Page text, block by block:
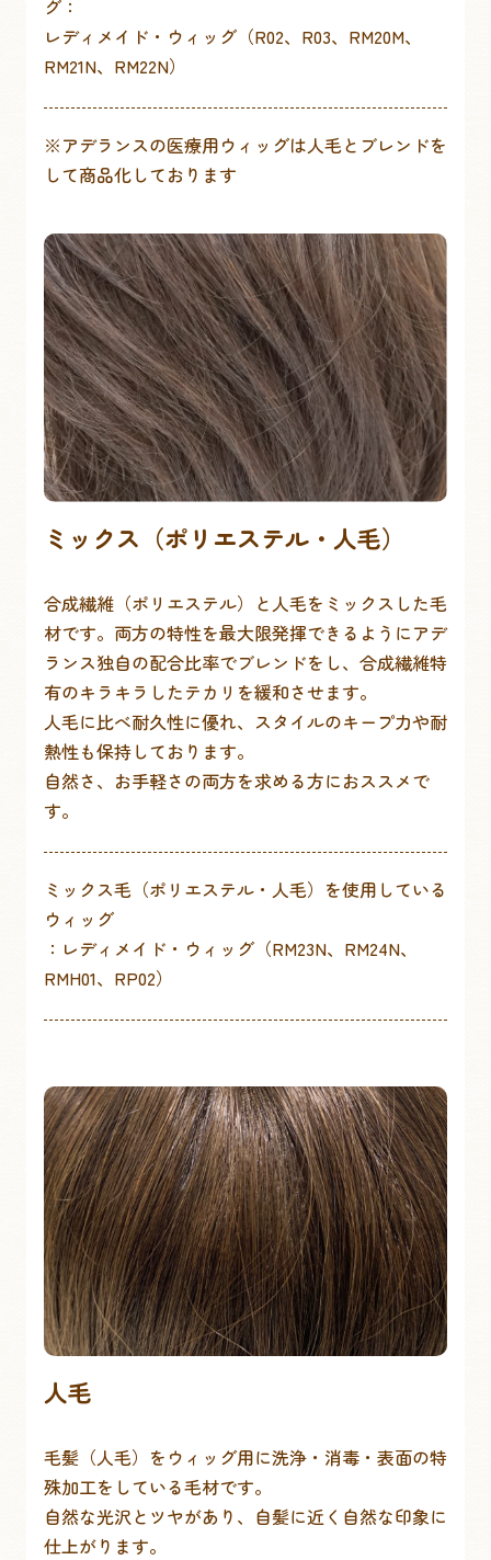
グ：
レディメイド・ウィッグ（R02、R03、RM20M、
RM21N、RM22N）
※アデランスの医療用ウィッグは人毛とブレンドを
して商品化しております
ミックス（ポリエステル・人毛）
合成繊維（ポリエステル）と人毛をミックスした毛
材です。両方の特性を最大限発揮できるようにアデ
ランス独自の配合比率でブレンドをし、合成繊維特
有のキラキラしたテカリを緩和させます。
人毛に比べ耐久性に優れ、スタイルのキープ力や耐
熱性も保持しております。
自然さ、お手軽さの両方を求める方におススメで
す。
ミックス毛（ポリエステル・人毛）を使用している
ウィッグ
：レディメイド・ウィッグ（RM23N、RM24N、
RMH01、RP02）
人毛
毛髪（人毛）をウィッグ用に洗浄・消毒・表面の特
殊加工をしている毛材です。
自然な光沢とツヤがあり、自髪に近く自然な印象に
仕上がります。